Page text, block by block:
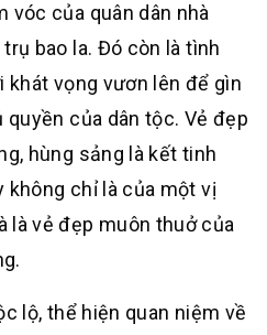
vóc của quân dân nhà
bao la. Đó còn là tình
khát vọng vươn lên để gìn
quyền của dân tộc. Vẻ đẹp
hùng sảng là kết tinh
không chỉ là của một vị
là vẻ đẹp muôn thuở của
lộ, thể hiện quan niệm về